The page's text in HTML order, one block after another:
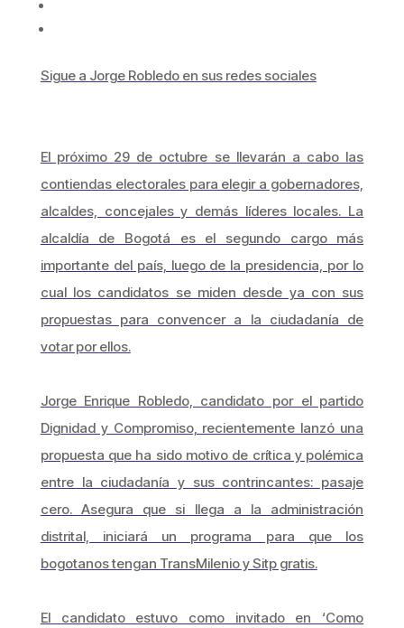
Sigue a Jorge Robledo en sus redes sociales
El próximo 29 de octubre se llevarán a cabo las
contiendas electorales para elegir a gobernadores,
alcaldes, concejales y demás líderes locales. La
alcaldía de Bogotá es el segundo cargo más
importante del país, luego de la presidencia, por lo
cual los candidatos se miden desde ya con sus
propuestas para convencer a la ciudadanía de
votar por ellos.
Jorge Enrique Robledo, candidato por el partido
Dignidad y Compromiso, recientemente lanzó una
propuesta que ha sido motivo de crítica y polémica
entre la ciudadanía y sus contrincantes: pasaje
cero. Asegura que si llega a la administración
distrital, iniciará un programa para que los
bogotanos tengan TransMilenio y Sitp gratis.
El candidato estuvo como invitado en ‘Como